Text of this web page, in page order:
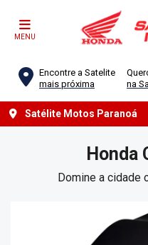
MENU
Encontre a Satelite
mais próxima
na
Satélite Motos Paranoá
Honda
Domine a cidade